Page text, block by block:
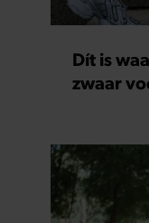
Dít is
zwaar